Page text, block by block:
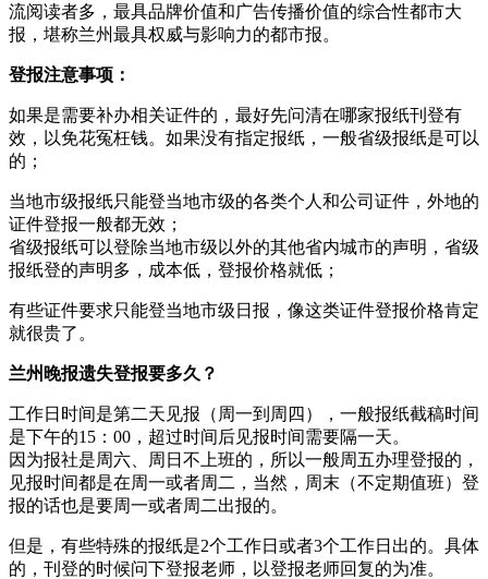
流阅读者多，最具品牌价值和广告传播价值的综合性都市大
报，堪称兰州最具权威与影响力的都市报。
登报注意事项：
如果是需要补办相关证件的，最好先问清在哪家报纸刊登有
效，以免花冤枉钱。如果没有指定报纸，一般省级报纸是可以
的；
当地市级报纸只能登当地市级的各类个人和公司证件，外地的
证件登报一般都无效；
省级报纸可以登除当地市级以外的其他省内城市的声明，省级
报纸登的声明多，成本低，登报价格就低；
有些证件要求只能登当地市级日报，像这类证件登报价格肯定
就很贵了。
兰州晚报遗失登报要多久？
工作日时间是第二天见报（周一到周四），一般报纸截稿时间
是下午的15：00，超过时间后见报时间需要隔一天。
因为报社是周六、周日不上班的，所以一般周五办理登报的，
见报时间都是在周一或者周二，当然，周末（不定期值班）登
报的话也是要周一或者周二出报的。
但是，有些特殊的报纸是2个工作日或者3个工作日出的。具体
的，刊登的时候问下登报老师，以登报老师回复的为准。